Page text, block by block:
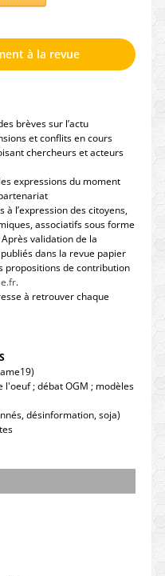
à la revue
brèves sur l’actu
et conflits en cours
chercheurs et acteurs
expressions du moment
à l’expression des citoyens,
associatifs sous forme
validation de la
dans la revue papier
propositions de contribution
.
à retrouver chaque
; débat OGM ; modèles
désinformation, soja)